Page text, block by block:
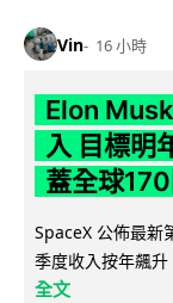
Vin 16 小時
Elon
入 目標明
蓋全球
SpaceX 公佈最新
季度收入按年飆
全文